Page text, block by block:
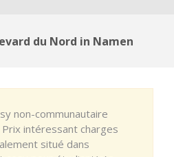
du Nord in Namen
non-communautaire
intéressant charges
situé dans